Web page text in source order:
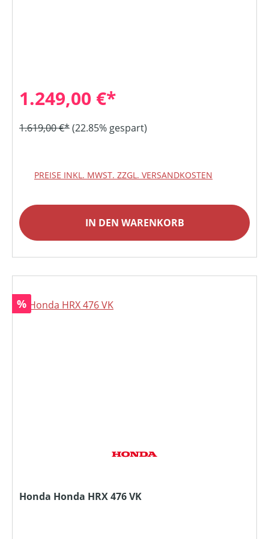
1.249,00 €*
1.619,00 €*(22.85% gespart)
PREISE INKL. MWST. ZZGL. VERSANDKOSTEN
IN DEN WARENKORB
Rabatt
%
Honda Honda HRX 476 VK